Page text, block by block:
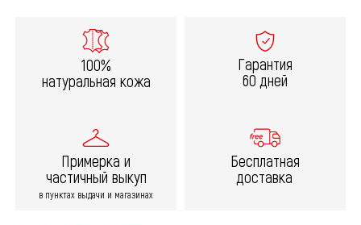
100%
натуральная кожа
Гарантия
60 дней
Примерка и
частичный выкуп
в пунктах выдачи и магазинах
Бесплатная
доставка